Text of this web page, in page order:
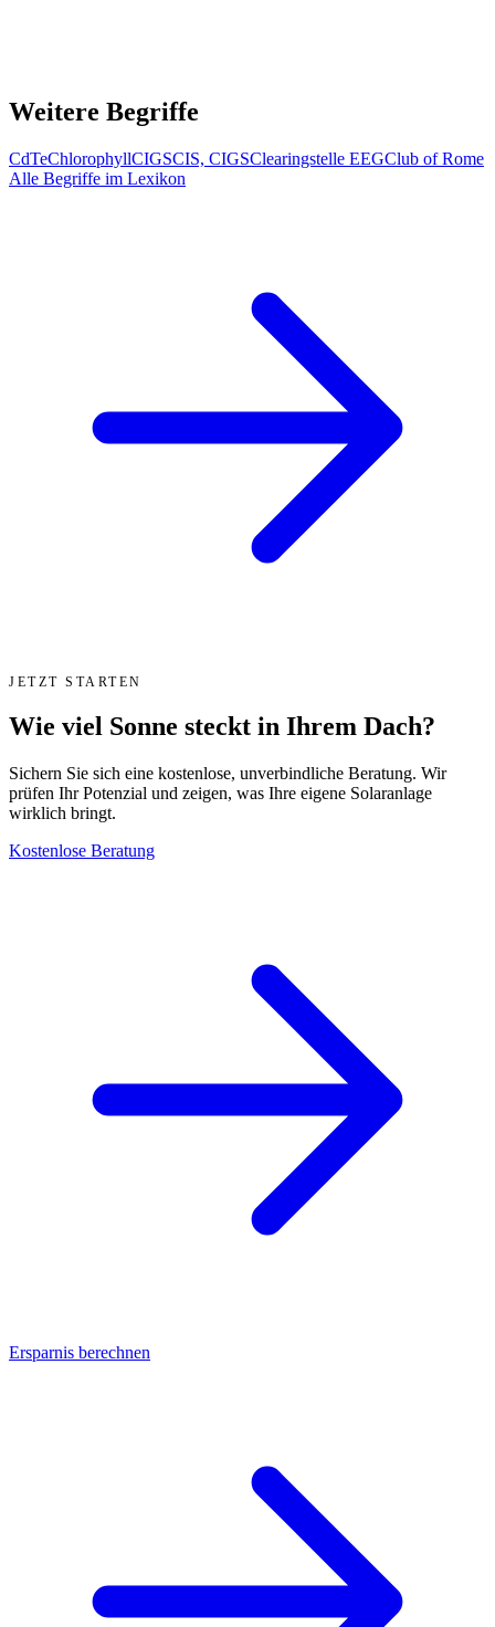
Weitere Begriffe
CdTeChlorophyllCIGSCIS, CIGSClearingstelle EEGClub of Rome
Alle Begriffe im Lexikon
JETZT STARTEN
Wie viel Sonne steckt in Ihrem Dach?
Sichern Sie sich eine kostenlose, unverbindliche Beratung. Wir
prüfen Ihr Potenzial und zeigen, was Ihre eigene Solaranlage
wirklich bringt.
Kostenlose Beratung
Ersparnis berechnen